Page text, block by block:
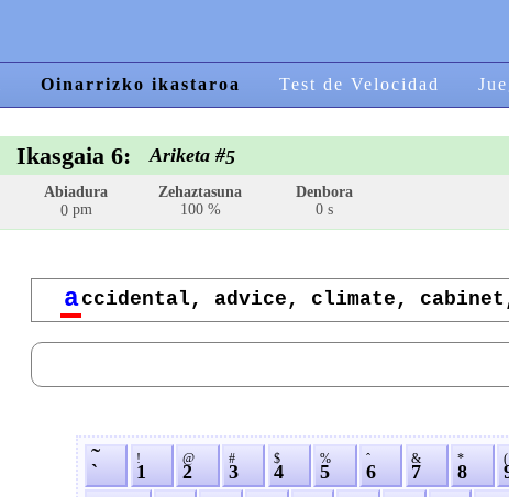
Oinarrizko ikastaroa Test de Velocidad
Ikasgaia 6: Ariketa #5
Abiadura
0pm
Zehaztasuna
100 %
Denbora
0 s
accidental, advice, climate,
˜
`
!
1
@
2
#
3
$
4
%
5
ˆ
6
&
7
*
8
(